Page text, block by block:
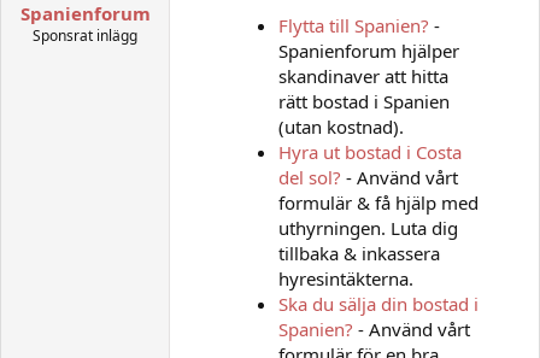
Spanienforum
Sponsrat inlägg
Flytta till Spanien? -
Spanienforum hjälper
skandinaver att hitta
rätt bostad i Spanien
(utan kostnad).
Hyra ut bostad i Costa
del sol? - Använd vårt
formulär & få hjälp med
uthyrningen. Luta dig
tillbaka & inkassera
hyresintäkterna.
Ska du sälja din bostad i
Spanien? - Använd vårt